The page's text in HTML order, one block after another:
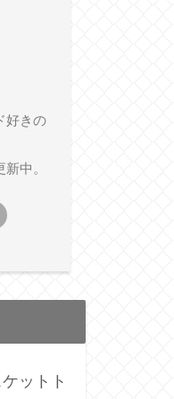
好きの
中。
ットト